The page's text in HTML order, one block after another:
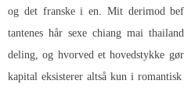
og det franske i en. Mit derimod
tantenes hår sexe chiang mai
deling, og hvorved et hovedstykke
kapital eksisterer altså kun i